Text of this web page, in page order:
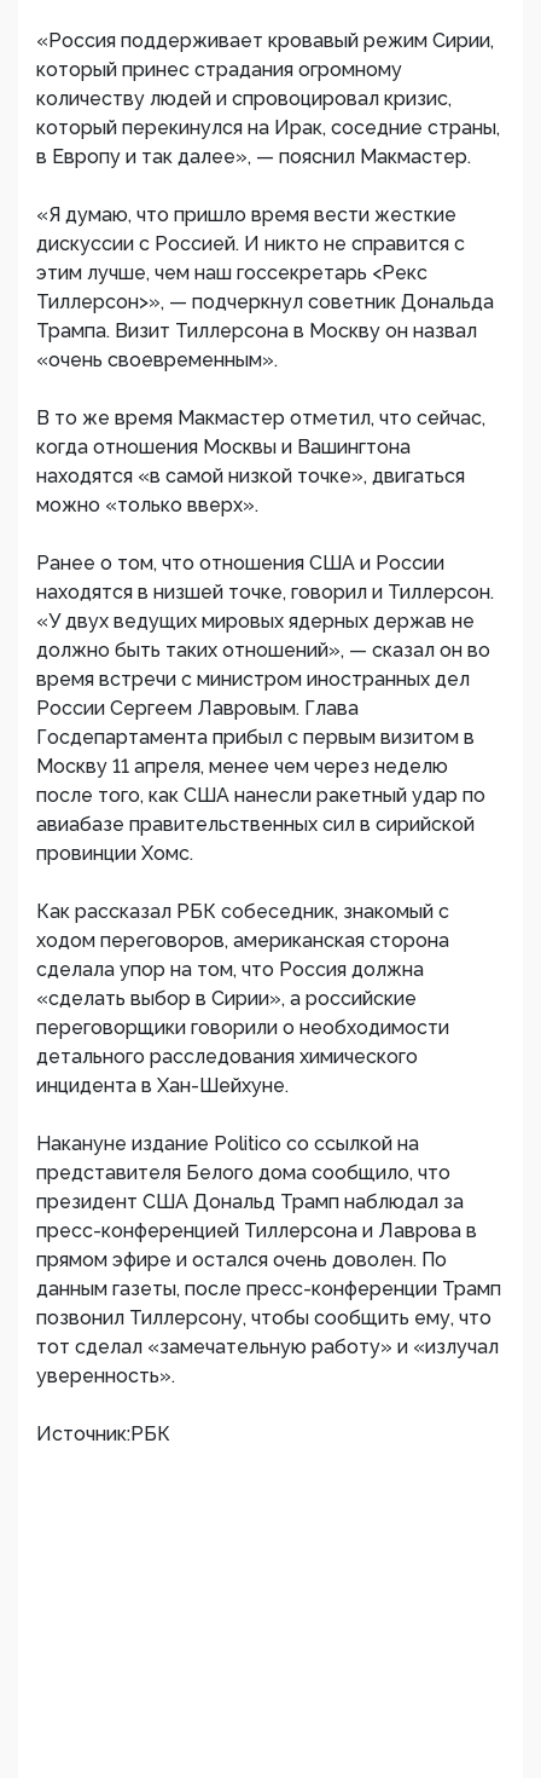
«Россия поддерживает кровавый режим Сирии,
который принес страдания огромному
количеству людей и спровоцировал кризис,
который перекинулся на Ирак, соседние страны,
в Европу и так далее», — пояснил Макмастер.
«Я думаю, что пришло время вести жесткие
дискуссии с Россией. И никто не справится с
этим лучше, чем наш госсекретарь <Рекc
Тиллерсон>», — подчеркнул советник Дональда
Трампа. Визит Тиллерсона в Москву он назвал
«очень своевременным».
В то же время Макмастер отметил, что сейчас,
когда отношения Москвы и Вашингтона
находятся «в самой низкой точке», двигаться
можно «только вверх».
Ранее о том, что отношения США и России
находятся в низшей точке, говорил и Тиллерсон.
«У двух ведущих мировых ядерных держав не
должно быть таких отношений», — сказал он во
время встречи с министром иностранных дел
России Сергеем Лавровым. Глава
Госдепартамента прибыл с первым визитом в
Москву 11 апреля, менее чем через неделю
после того, как США нанесли ракетный удар по
авиабазе правительственных сил в сирийской
провинции Хомс.
Как рассказал РБК собеседник, знакомый с
ходом переговоров, американская сторона
сделала упор на том, что Россия должна
«сделать выбор в Сирии», а российские
переговорщики говорили о необходимости
детального расследования химического
инцидента в Хан-Шейхуне.
Накануне издание Politico со ссылкой на
представителя Белого дома сообщило, что
президент США Дональд Трамп наблюдал за
пресс-конференцией Тиллерсона и Лаврова в
прямом эфире и остался очень доволен. По
данным газеты, после пресс-конференции Трамп
позвонил Тиллерсону, чтобы сообщить ему, что
тот сделал «замечательную работу» и «излучал
уверенность».
Источник:РБК